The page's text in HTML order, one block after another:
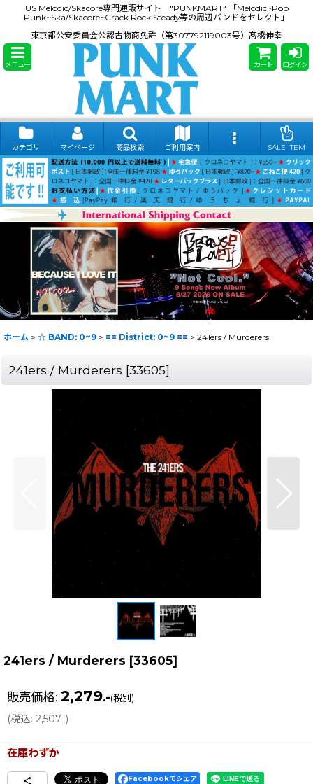
US Melodic/Skacore専門通販サイト "PUNKMART" 「Melodic~Pop
Punk~Ska/Skacore~Crack Rock Steady等の周辺バンドをセレクト」
東京都公安委員会公認古物商免許（第307792119003号）髙橋伸幸
メニュー カート ログイン
カテゴリ マイページ 商品検索 ご利用案内 SALE ITEM
ホーム > ☆ BAND: 0~9 > == District: 0~9 == > 241ers / Murderers
241ers / Murderers [33605]
241ers / Murderers [33605]
販売価格: 2,279.-(税別)
(税込: 2,507.-)
在庫わずか
Facebookでシェア